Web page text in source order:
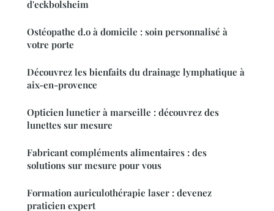
d'eckbolsheim
Ostéopathe d.o à domicile : soin personnalisé à
votre porte
Découvrez les bienfaits du drainage lymphatique à
aix-en-provence
Opticien lunetier à marseille : découvrez des
lunettes sur mesure
Fabricant compléments alimentaires : des
solutions sur mesure pour vous
Formation auriculothérapie laser : devenez
praticien expert